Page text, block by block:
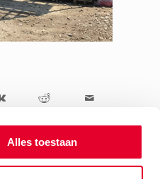
Alles toestaan